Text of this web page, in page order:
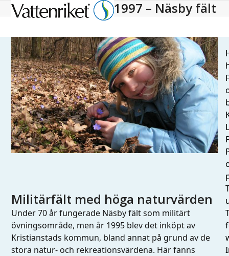
Open
menu
Close
menu
1997 – Näsby fält
Militärfält med höga naturvärden
Under 70 år fungerade Näsby fält som militärt
övningsområde, men år 1995 blev det inköpt av
Kristianstads kommun, bland annat på grund av de
stora natur- och rekreationsvärdena. Här fanns